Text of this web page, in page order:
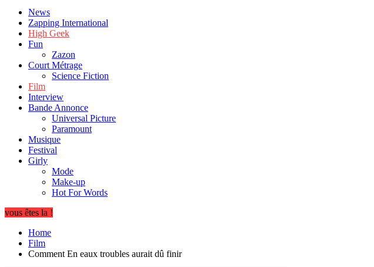
News
Zapping International
High Geek
Fun
Zazon
Court Métrage
Science Fiction
Film
Interview
Bande Annonce
Universal Picture
Paramount
Musique
Festival
Girly
Mode
Make-up
Hot For Words
vous êtes la !
Home
Film
Comment En eaux troubles aurait dû finir